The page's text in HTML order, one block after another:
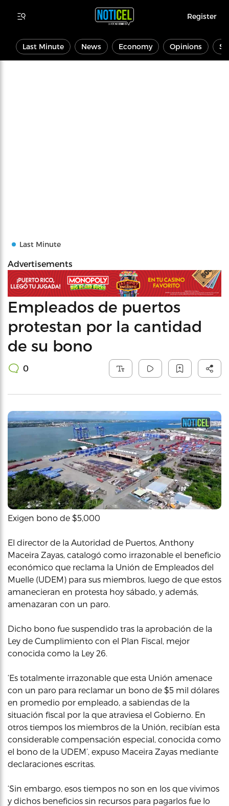
Register
Last Minute News Economy Opinions
Last Minute
Advertisements
Empleados de puertos
protestan por la cantidad
de su bono
0
Exigen bono de $5,000
El director de la Autoridad de Puertos, Anthony
Maceira Zayas, catalogó como irrazonable el beneficio
económico que reclama la Unión de Empleados del
Muelle (UDEM) para sus miembros, luego de que estos
amanecieran en protesta hoy sábado, y además,
amenazaran con un paro.
Dicho bono fue suspendido tras la aprobación de la
Ley de Cumplimiento con el Plan Fiscal, mejor
conocida como la Ley 26.
‘Es totalmente irrazonable que esta Unión amenace
con un paro para reclamar un bono de $5 mil dólares
en promedio por empleado, a sabiendas de la
situación fiscal por la que atraviesa el Gobierno. En
otros tiempos los miembros de la Unión, recibían esta
considerable compensación especial, conocida como
el bono de la UDEM’, expuso Maceira Zayas mediante
declaraciones escritas.
‘Sin embargo, esos tiempos no son en los que vivimos
y dichos beneficios sin recursos para pagarlos fue lo